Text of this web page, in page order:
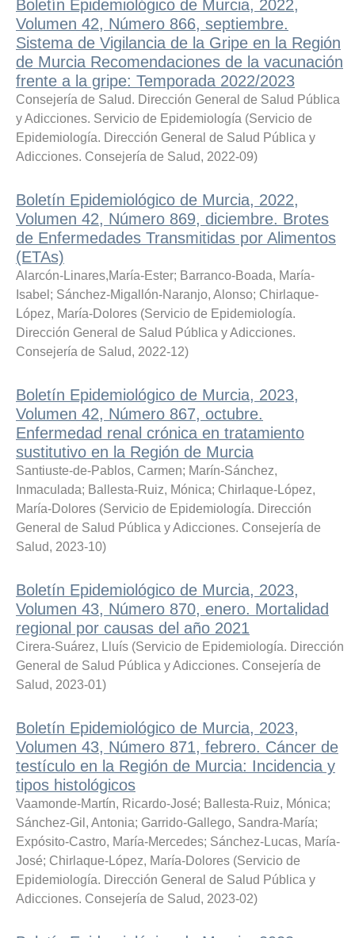
Boletín Epidemiológico de Murcia, 2022,
Volumen 42, Número 866, septiembre.
Sistema de Vigilancia de la Gripe en la Región
de Murcia Recomendaciones de la vacunación
frente a la gripe: Temporada 2022/2023
Consejería de Salud. Dirección General de Salud Pública
y Adicciones. Servicio de Epidemiología (Servicio de
Epidemiología. Dirección General de Salud Pública y
Adicciones. Consejería de Salud, 2022-09)
Boletín Epidemiológico de Murcia, 2022,
Volumen 42, Número 869, diciembre. Brotes
de Enfermedades Transmitidas por Alimentos
(ETAs)
Alarcón-Linares,María-Ester; Barranco-Boada, María-
Isabel ; Sánchez-Migallón-Naranjo, Alonso; Chirlaque-
López, María-Dolores (Servicio de Epidemiología.
Dirección General de Salud Pública y Adicciones.
Consejería de Salud, 2022-12)
Boletín Epidemiológico de Murcia, 2023,
Volumen 42, Número 867, octubre.
Enfermedad renal crónica en tratamiento
sustitutivo en la Región de Murcia
Santiuste-de-Pablos, Carmen; Marín-Sánchez,
Inmaculada; Ballesta-Ruiz, Mónica; Chirlaque-López,
María-Dolores (Servicio de Epidemiología. Dirección
General de Salud Pública y Adicciones. Consejería de
Salud, 2023-10)
Boletín Epidemiológico de Murcia, 2023,
Volumen 43, Número 870, enero. Mortalidad
regional por causas del año 2021
Cirera-Suárez, Lluís (Servicio de Epidemiología. Dirección
General de Salud Pública y Adicciones. Consejería de
Salud, 2023-01)
Boletín Epidemiológico de Murcia, 2023,
Volumen 43, Número 871, febrero. Cáncer de
testículo en la Región de Murcia: Incidencia y
tipos histológicos
Vaamonde-Martín, Ricardo-José; Ballesta-Ruiz, Mónica;
Sánchez-Gil, Antonia; Garrido-Gallego, Sandra-María;
Expósito-Castro, María-Mercedes; Sánchez-Lucas, María-
José; Chirlaque-López, María-Dolores (Servicio de
Epidemiología. Dirección General de Salud Pública y
Adicciones. Consejería de Salud, 2023-02)